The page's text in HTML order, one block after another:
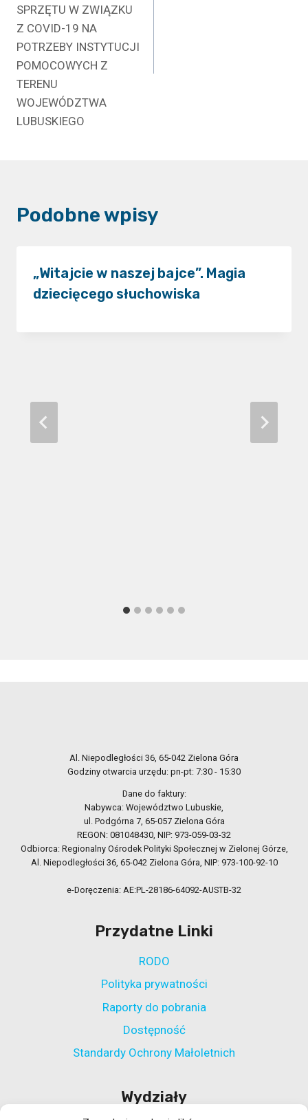
SPRZĘTU W ZWIĄZKU
Z COVID-19 NA
POTRZEBY INSTYTUCJI
POMOCOWYCH Z
TERENU
WOJEWÓDZTWA
LUBUSKIEGO
Podobne wpisy
„Witajcie w naszej bajce”. Magia
dziecięcego słuchowiska
Al. Niepodległości 36, 65-042 Zielona Góra
Godziny otwarcia urzędu: pn-pt: 7:30 - 15:30
Dane do faktury:
Nabywca: Województwo Lubuskie,
ul. Podgórna 7, 65-057 Zielona Góra
REGON: 081048430, NIP: 973-059-03-32
Odbiorca: Regionalny Ośrodek Polityki Społecznej w Zielonej Górze,
Al. Niepodległości 36, 65-042 Zielona Góra, NIP: 973-100-92-10
e-Doręczenia: AE:PL-28186-64092-AUSTB-32
Przydatne Linki
RODO
Polityka prywatności
Raporty do pobrania
Dostępność
Standardy Ochrony Małoletnich
Wydziały